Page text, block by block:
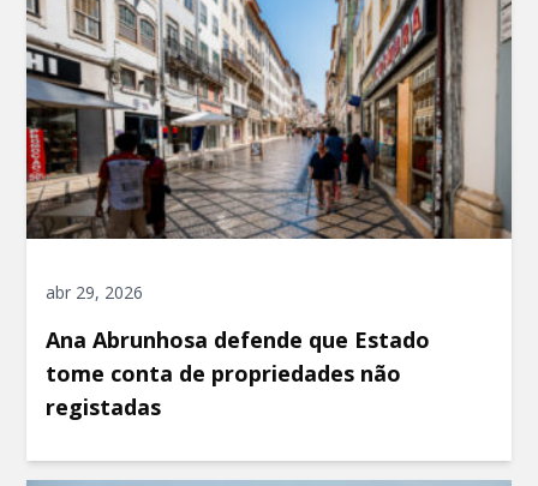
abr 29, 2026
Ana Abrunhosa defende que Estado
tome conta de propriedades não
registadas